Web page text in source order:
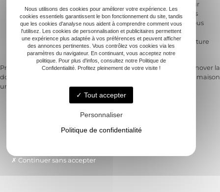
vous accompagne dans les démarches administratives pour
bénéficier d’aides financières. Chacune de ses interventions
garantit une isolation thermique et phonique optimisée. Vous
profitez des avantages d’une maison bien isolée, avec des
déperditions thermiques minimisées. Finalement, votre facture
énergétique baisse de façon notable.
Navigation
Previous:
Montage caniveau
douche italienne : astuces pour
une installation réussie
Next: Techniques pour rénover la
brique extérieure de votre maison
Rénovation clé en main
Agencement intérieur
Salle de bain clé en main
Nous utilisons des cookies pour améliorer votre expérience. Les
cookies essentiels garantissent le bon fonctionnement du site, tandis
que les cookies d'analyse nous aident à comprendre comment vous
l'utilisez. Les cookies de personnalisation et publicitaires permettent
une expérience plus adaptée à vos préférences et peuvent afficher
des annonces pertinentes. Vous contrôlez vos cookies via les
paramètres du navigateur. En continuant, vous acceptez notre
politique. Pour plus d'infos, consultez notre Politique de
Confidentialité. Profitez pleinement de votre visite !
Tout accepter
Personnaliser
Politique de confidentialité
Continuer sans accepter